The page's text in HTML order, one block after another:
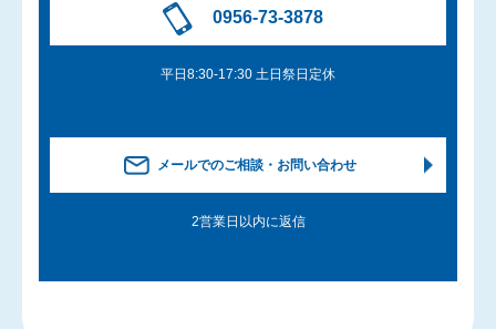
0956-73-3878
平日8:30-17:30 土日祭日定休
メールでのご相談・お問い合わせ
2営業日以内に返信